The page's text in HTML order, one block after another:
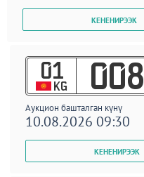
01
KG 008
Аукцион башталган күнү
10.08.2026 09:30